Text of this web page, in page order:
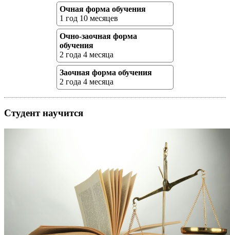
Очная форма обучения
1 год 10 месяцев
Очно-заочная форма
обучения
2 года 4 месяца
Заочная форма обучения
2 года 4 месяца
Студент научится